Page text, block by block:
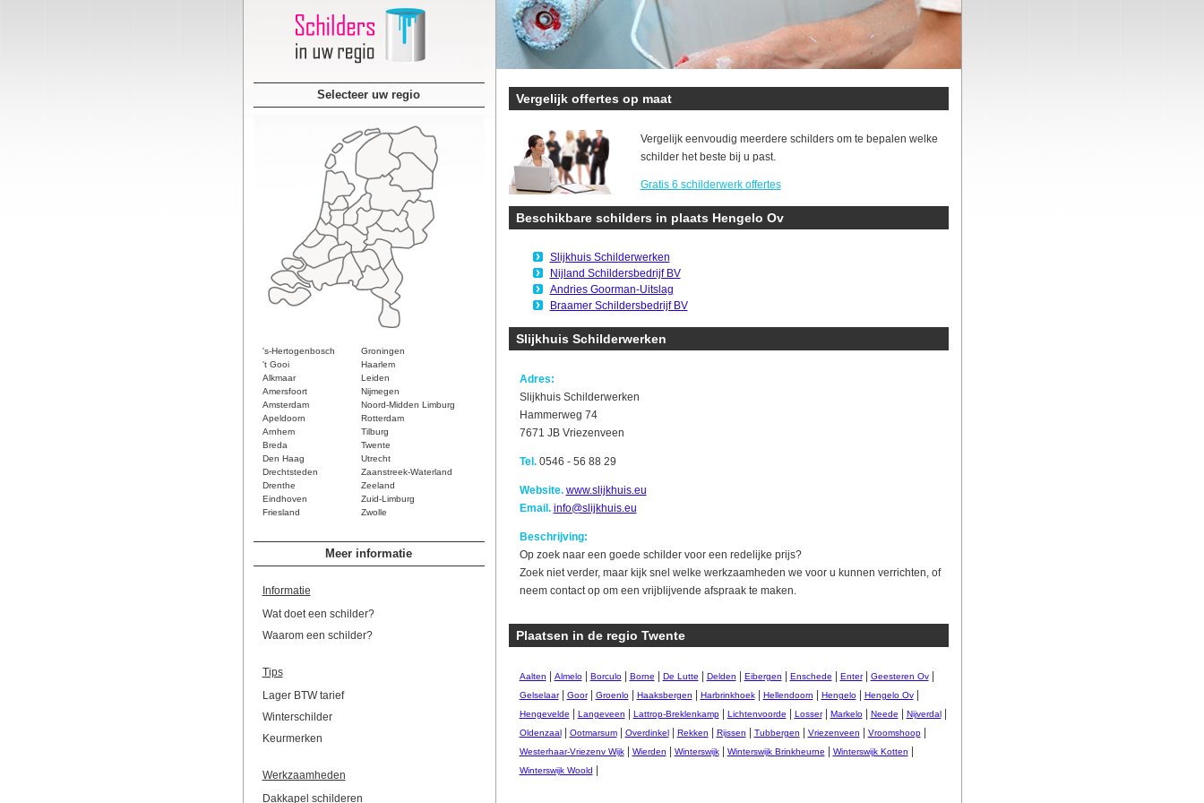
Selecteer uw regio
's-Hertogenbosch
Groningen
't Gooi
Haarlem
Alkmaar
Leiden
Amersfoort
Nijmegen
Amsterdam
Noord-Midden Limburg
Apeldoorn
Rotterdam
Arnhem
Tilburg
Breda
Twente
Den Haag
Utrecht
Drechtsteden
Zaanstreek-Waterland
Drenthe
Zeeland
Eindhoven
Zuid-Limburg
Friesland
Zwolle
Meer informatie
Informatie
Wat doet een schilder?
Waarom een schilder?
Tips
Lager BTW tarief
Winterschilder
Keurmerken
Werkzaamheden
Dakkapel schilderen
Vergelijk offertes op maat
Vergelijk eenvoudig meerdere schilders om te bepalen welke
schilder het beste bij u past.
Gratis 6 schilderwerk offertes
Beschikbare schilders in plaats Hengelo Ov
Slijkhuis Schilderwerken
Nijland Schildersbedrijf BV
Andries Goorman-Uitslag
Braamer Schildersbedrijf BV
Slijkhuis Schilderwerken
Adres:
Slijkhuis Schilderwerken
Hammerweg 74
7671 JB Vriezenveen
Tel.0546 - 56 88 29
Website. www.slijkhuis.eu
Email. info@slijkhuis.eu
Beschrijving:
Op zoek naar een goede schilder voor een redelijke prijs?
Zoek niet verder, maar kijk snel welke werkzaamheden we voor u kunnen verrichten, of
neem contact op om een vrijblijvende afspraak te maken.
Plaatsen in de regio Twente
Aalten Almelo| Borculo| Borne De Lutte Delden Eibergen Enschede Enter| Geesteren Ov|
Gelselaar| Goor| Groenlo| Haaksbergen Harbrinkhoek| Hellendoorn Hengelo| Hengelo Ov|
Hengevelde Langeveen Lattrop-Breklenkamp| Lichtenvoorde Losser| Markelo| Neede Nijverdal|
Oldenzaal| Ootmarsum| Overdinkel| Rekken Rijssen Tubbergen Vriezenveen Vroomshoop|
Westerhaar-Vriezenv Wijk| Wierden Winterswijk| Winterswijk Brinkheurne Winterswijk Kotten
Winterswijk Woold